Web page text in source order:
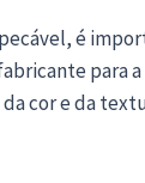
é
para
cor e da